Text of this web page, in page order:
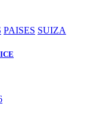
PAISES SUIZA